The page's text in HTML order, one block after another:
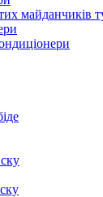
майданчиків